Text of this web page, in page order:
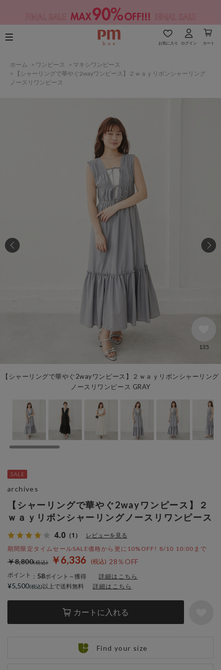
お気に入り ログイン カート
ホーム > ワンピース > マキシワンピース
>
【シャーリングで華やぐ2wayワンピース】２ｗａｙリボンシャーリング
ノースリワンピース
【シャーリングで華やぐ2wayワンピース】２ｗａｙリボンシャーリング
ノースリワンピース GRAY
135
【シャーリングで華やぐ2wayワンピース】２
ｗａｙリボンシャーリングノースリワンピース
4.0 （1） レビューを見る
期間限定タイムセールSALE価格から更に10%OFF! 8/10 10:00まで
￥6,336 28％OFF
￥8,800
ポイント ： 58ポイント～獲得 詳細はこちら
カートに入れる
archives
¥5,500 以上で送料無料 詳細はこちら
Find your size